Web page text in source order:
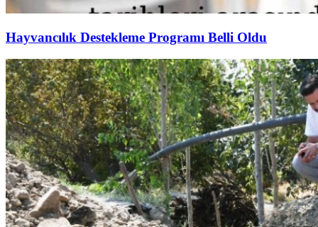
Hayvancılık Destekleme Programı Belli Oldu